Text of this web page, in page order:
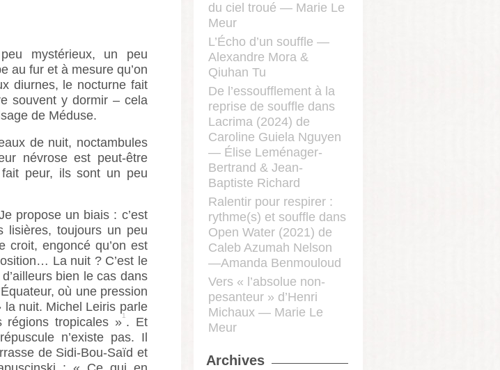
mystérieux, un peu
au fur et à mesure qu’on
diurnes, le nocturne fait
souvent y dormir – cela
de Méduse.
de nuit, noctambules
névrose est peut-être
peur, ils sont un peu
propose un biais : c’est
lisières, toujours un peu
croit, engoncé qu’on est
La nuit ? C’est le
bien le cas dans
où une pression
la nuit. Michel Leiris parle
régions tropicales »1 . Et
n’existe pas. Il
de Sidi-Bou-Saïd et
du ciel troué — Marie Le
Meur
L’Écho d’un souffle —
Alexandre Mora &
Qiuhan Tu
De l’essoufflement à la
reprise de souffle dans
Lacrima (2024) de
Caroline Guiela Nguyen
— Élise Leménager-
Bertrand & Jean-
Baptiste Richard
Ralentir pour respirer :
rythme(s) et souffle dans
Open Water (2021) de
Caleb Azumah Nelson
—Amanda Benmouloud
Vers « l’absolue non-
pesanteur » d’Henri
Michaux — Marie Le
Meur
Archives